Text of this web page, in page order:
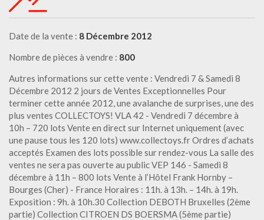
Date de la vente : 8 Décembre 2012
Nombre de pièces à vendre : 800
Autres informations sur cette vente : Vendredi 7 & Samedi 8
Décembre 2012 2 jours de Ventes Exceptionnelles Pour
terminer cette année 2012, une avalanche de surprises, une des
plus ventes COLLECTOYS! VLA 42 - Vendredi 7 décembre à
10h – 720 lots Vente en direct sur Internet uniquement (avec
une pause tous les 120 lots) www.collectoys.fr Ordres d’achats
acceptés Examen des lots possible sur rendez-vous La salle des
ventes ne sera pas ouverte au public VEP 146 - Samedi 8
décembre à 11h – 800 lots Vente à l’Hôtel Frank Hornby –
Bourges (Cher) - France Horaires : 11h. à 13h. – 14h. à 19h.
Exposition : 9h. à 10h.30 Collection DEBOTH Bruxelles (2ème
partie) Collection CITROEN DS BOERSMA (5ème partie)